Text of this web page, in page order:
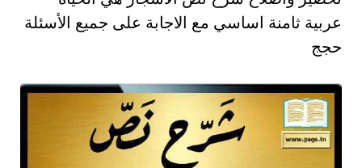
عربية ثامنة اساسي مع الاجابة على جميع الأسئلة
حجج